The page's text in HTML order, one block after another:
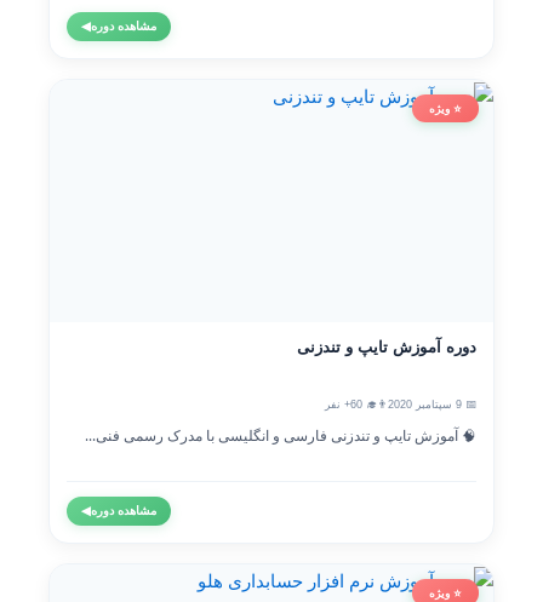
مشاهده دوره◀
⭐ ویژه
دوره آموزش تایپ و تندزنی
📅 9 سپتامبر 2020 👨‍🎓 60+ نفر
🧠 آموزش تایپ و تندزنی فارسی و انگلیسی با مدرک رسمی فنی...
مشاهده دوره◀
⭐ ویژه